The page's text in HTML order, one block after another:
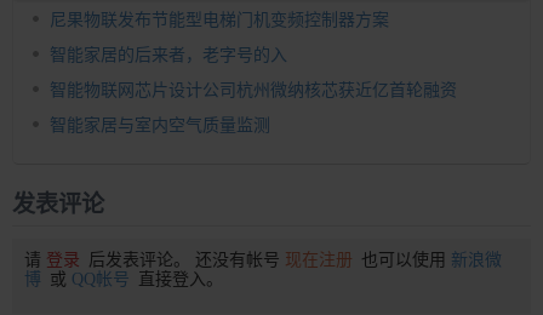
尼果物联发布节能型电梯门机变频控制器方案
智能家居的后来者，老字号的入
智能物联网芯片设计公司杭州微纳核芯获近亿首轮融资
智能家居与室内空气质量监测
发表评论
请 登录 后发表评论。 还没有帐号 现在注册 也可以使用 新浪微
博 或 QQ帐号 直接登入。